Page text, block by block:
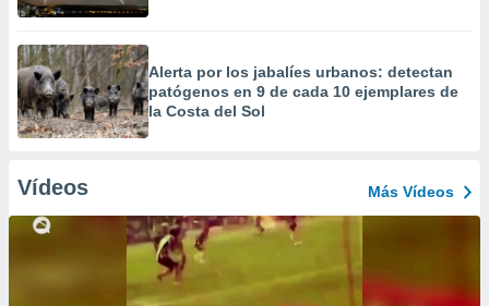
Alerta por los jabalíes urbanos: detectan
patógenos en 9 de cada 10 ejemplares de
la Costa del Sol
Vídeos Más Vídeos